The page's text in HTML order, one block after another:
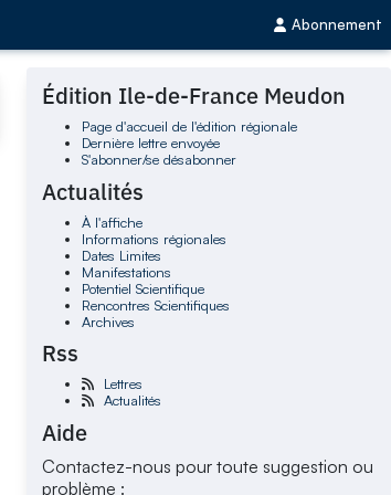
Abonnement
Édition Ile-de-France Meudon
Page d'accueil de l'édition régionale
Dernière lettre envoyée
S'abonner/se désabonner
Actualités
À l'affiche
Informations régionales
Dates Limites
Manifestations
Potentiel Scientifique
Rencontres Scientifiques
Archives
Rss
Lettres
Actualités
Aide
Contactez-nous pour toute suggestion ou
problème :